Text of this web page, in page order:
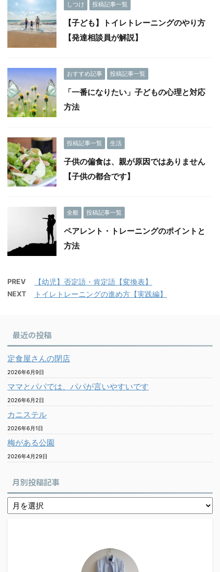
しつけ 投稿記事一覧
【子ども】トイレトレーニングのやり方
【発達相談員が解説】
おすすめ記事 投稿記事一覧
「一番になりたい」子どもの心理と対応
方法
投稿記事一覧 生活
子供の偏食は、親が原因ではありません
【子供の都合です】
全般 投稿記事一覧
ペアレント・トレーニングのポイントと
方法
PREV 【幼児】否定語・肯定語【変換表】
NEXT トイレトレーニングの進め方【実践編】
最近の投稿
定食屋さんの閉店
2026年6月9日
ママとパパでは、パパが言いやすいです
2026年6月2日
カニステル
2026年6月1日
梅がある公園
2026年4月29日
月別投稿記事